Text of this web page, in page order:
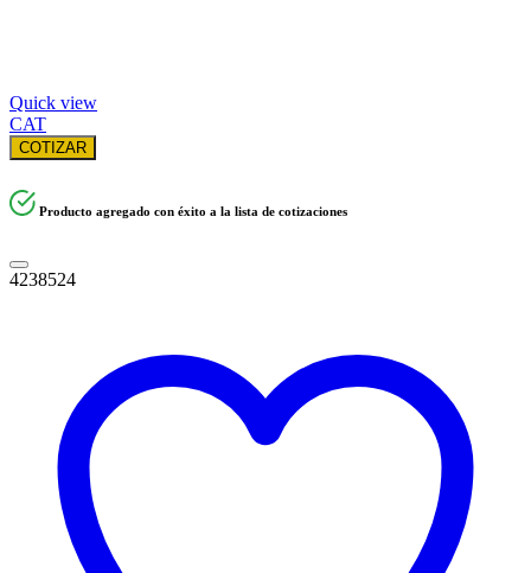
Quick view
CAT
COTIZAR
Producto agregado con éxito a la lista de cotizaciones
4238524